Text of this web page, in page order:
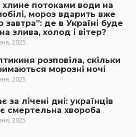
потоками води на
мороз вдарить вже
завтра”: де в Україні буде
злива, холод і вітер?
2025
розповіла, скільки
морозні ночі
2025
за лічені дні: українців
смертельна хвороба
2025